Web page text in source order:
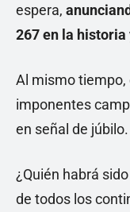
espera,
267 en la historia
Al mismo tiempo,
imponentes
en señal de júbilo.
¿Quién habrá
de todos los